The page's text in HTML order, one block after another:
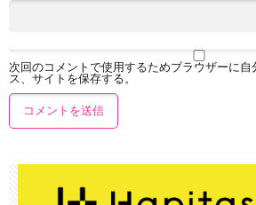
次回のコメントで使用するためブラウザーに
ス、サイトを保存する。